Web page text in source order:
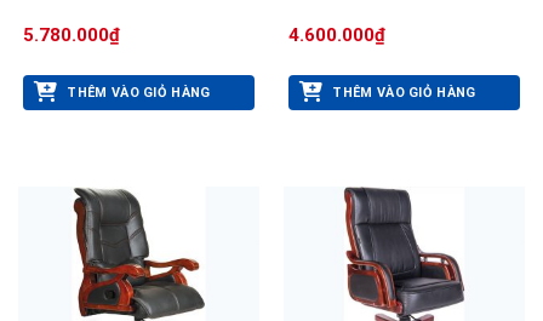
5.780.000₫
THÊM VÀO GIỎ HÀNG
4.600.000₫
THÊM VÀO GIỎ HÀNG